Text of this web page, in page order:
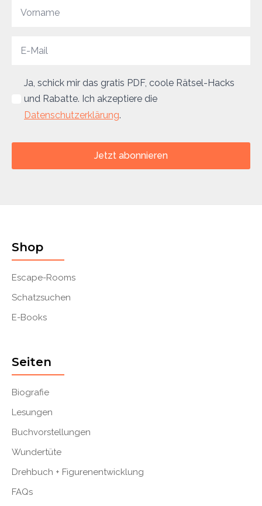
Ja, schick mir das gratis PDF, coole Rätsel-Hacks
und Rabatte. Ich akzeptiere die
Datenschutzerklärung.
Jetzt abonnieren
Shop
Escape-Rooms
Schatzsuchen
E-Books
Seiten
Biografie
Lesungen
Buchvorstellungen
Wundertüte
Drehbuch + Figurenentwicklung
FAQs